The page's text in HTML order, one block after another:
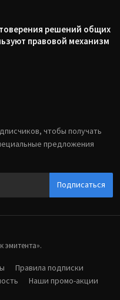
решений общих
правовой механизм
чтобы получать
предложения
Подписаться
эмитента».
Правила подписки
Наши промо-акции